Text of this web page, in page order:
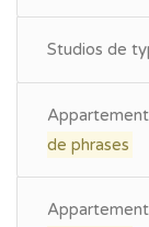
Studios de
de phrases